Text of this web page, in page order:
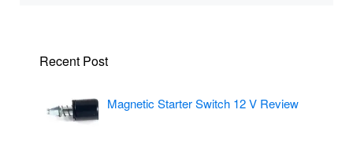
Recent Post
Magnetic Starter Switch 12 V Review